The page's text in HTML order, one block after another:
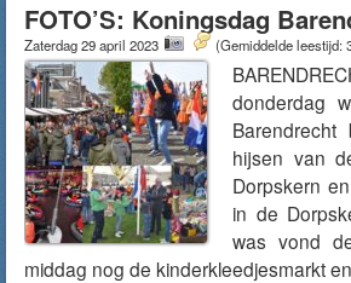
FOTO’S: Koningsdag
Zaterdag 29 april 2023 (Gemiddelde leestijd:
donderdag
hijsen van
Dorpskern
in de
was vond
middag nog de kinderkleedjesmarkt